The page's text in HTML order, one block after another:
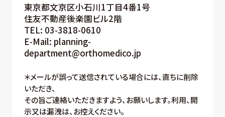
東京都文京区小石川1丁目4番1号
住友不動産後楽園ビル2階
TEL: 03-3818-0610
E-Mail: planning-
department@orthomedico.jp
＊メールが誤って送信されている場合には、直ちに削除
いただき、
その旨ご連絡いただきますよう、お願いします。利用、開
示又は漏洩は、お控えください。